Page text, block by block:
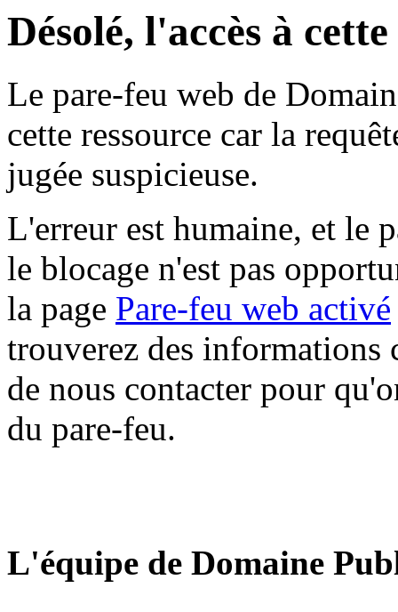
Désolé, l'accès à
Le pare-feu web de
cette ressource car la
jugée suspicieuse.
L'erreur est humaine, et le
le blocage n'est pas
la page Pare-feu web activé
trouverez des informations
de nous contacter pour
du pare-feu.
L'équipe de Domaine